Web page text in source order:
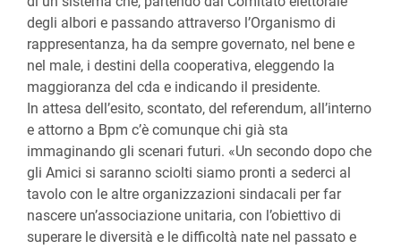
degli albori e passando attraverso l’Organismo di
rappresentanza, ha da sempre governato, nel bene e
nel male, i destini della cooperativa, eleggendo la
maggioranza del cda e indicando il presidente.
In attesa dell’esito, scontato, del referendum, all’interno
e attorno a Bpm c’è comunque chi già sta
immaginando gli scenari futuri. «Un secondo dopo che
gli Amici si saranno sciolti siamo pronti a sederci al
tavolo con le altre organizzazioni sindacali per far
nascere un’associazione unitaria, con l’obiettivo di
superare le diversità e le difficoltà nate nel passato e